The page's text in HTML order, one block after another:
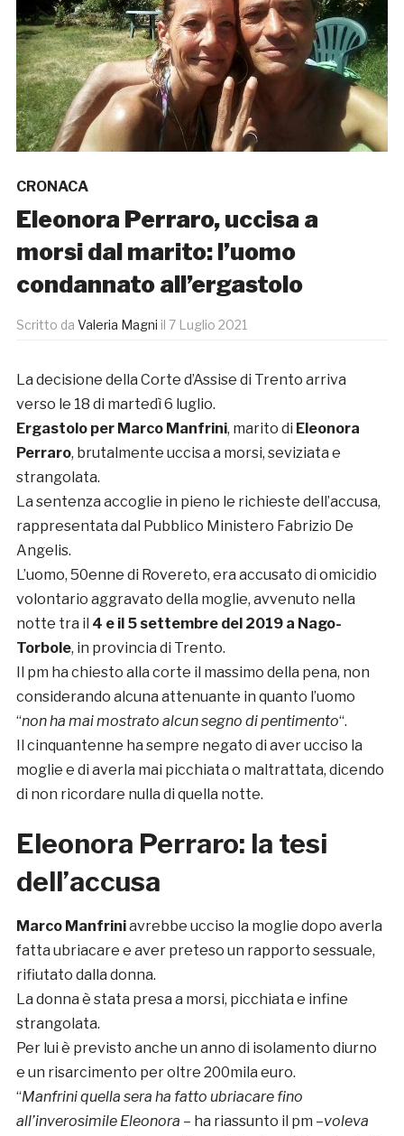
CRONACA
Eleonora Perraro, uccisa a
morsi dal marito: l’uomo
condannato all’ergastolo
Scritto da Valeria Magni il 7 Luglio 2021
La decisione della Corte d’Assise di Trento arriva
verso le 18 di martedì 6 luglio.
Ergastolo per Marco Manfrini, marito di Eleonora
Perraro, brutalmente uccisa a morsi, seviziata e
strangolata.
La sentenza accoglie in pieno le richieste dell’accusa,
rappresentata dal Pubblico Ministero Fabrizio De
Angelis.
L’uomo, 50enne di Rovereto, era accusato di omicidio
volontario aggravato della moglie, avvenuto nella
notte tra il 4 e il 5 settembre del 2019 a Nago-
Torbole, in provincia di Trento.
Il pm ha chiesto alla corte il massimo della pena, non
considerando alcuna attenuante in quanto l’uomo
“non ha mai mostrato alcun segno di pentimento“.
Il cinquantenne ha sempre negato di aver ucciso la
moglie e di averla mai picchiata o maltrattata, dicendo
di non ricordare nulla di quella notte.
Eleonora Perraro: la tesi
dell’accusa
Marco Manfriniavrebbe ucciso la moglie dopo averla
fatta ubriacare e aver preteso un rapporto sessuale,
rifiutato dalla donna.
La donna è stata presa a morsi, picchiata e infine
strangolata.
Per lui è previsto anche un anno di isolamento diurno
e un risarcimento per oltre 200mila euro.
“Manfrini quella sera ha fatto ubriacare fino
all’inverosimile Eleonora – ha riassunto il pm –voleva